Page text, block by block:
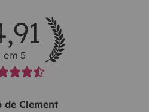
em 5
Clement